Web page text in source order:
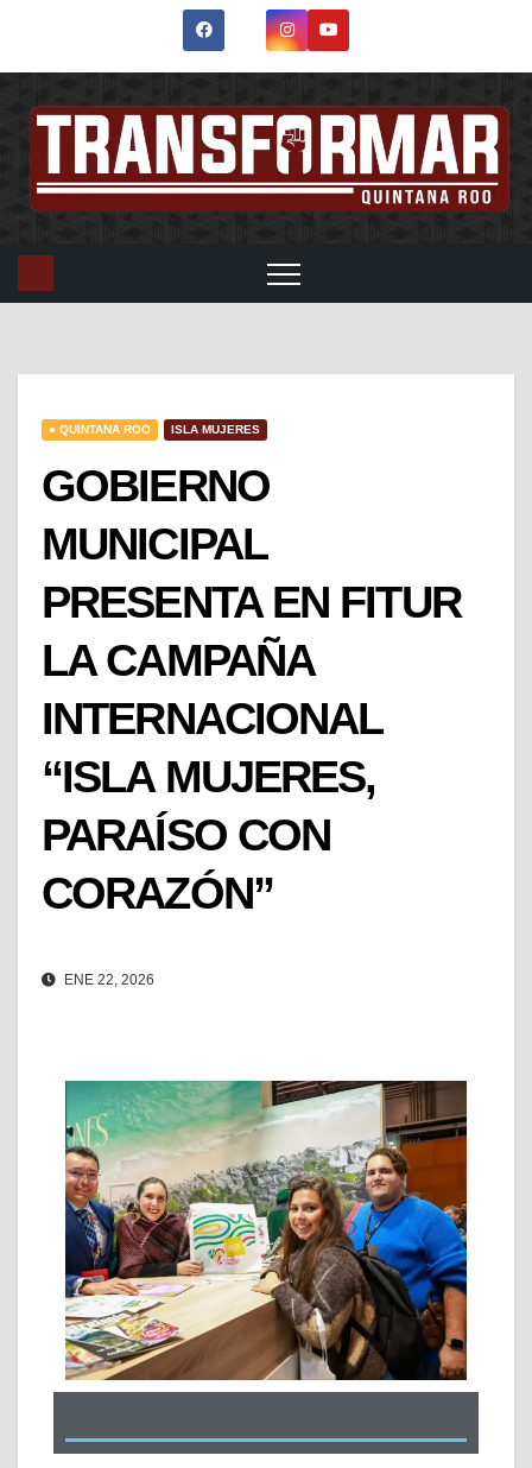
● QUINTANA ROO ISLA MUJERES
GOBIERNO
MUNICIPAL
PRESENTA EN FITUR
LA CAMPAÑA
INTERNACIONAL
“ISLA MUJERES,
PARAÍSO CON
CORAZÓN”
ENE 22, 2026